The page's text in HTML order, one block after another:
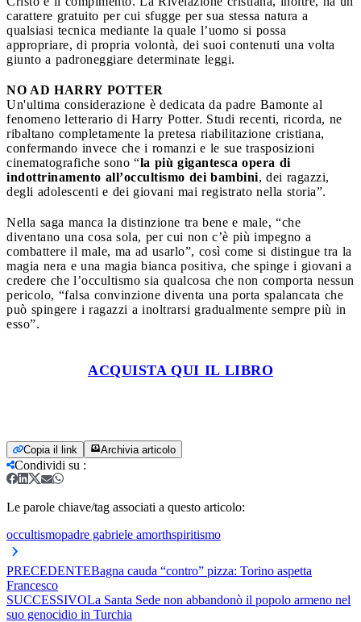
carattere gratuito per cui sfugge per sua stessa natura a
qualsiasi tecnica mediante la quale l’uomo si possa
appropriare, di propria volontà, dei suoi contenuti una volta
giunto a padroneggiare determinate leggi.
NO AD HARRY POTTER
Un'ultima considerazione è dedicata da padre Bamonte al
fenomeno letterario di Harry Potter. Studi recenti, ricorda, ne
ribaltano completamente la pretesa riabilitazione cristiana,
confermando invece che i romanzi e le sue trasposizioni
cinematografiche sono “la più gigantesca opera di
indottrinamento all’occultismo dei bambini, dei ragazzi,
degli adolescenti e dei giovani mai registrato nella storia”.
Nella saga manca la distinzione tra bene e male, “che
diventano una cosa sola, per cui non c’è più impegno a
combattere il male, ma ad usarlo”, così come si distingue tra la
magia nera e una magia bianca positiva, che spinge i giovani a
credere che l’occultismo sia qualcosa che non comporta nessun
pericolo, “falsa convinzione diventa una porta spalancata che
può spingere i ragazzi a inoltrarsi gradualmente sempre più in
esso”.
ACQUISTA QUI IL LIBRO
Copia il link Archivia articolo
Condividi su :
Le parole chiave/tag associati a questo articolo:
occultismopadre gabriele amorthspiritismo
PRECEDENTE​Bagna cauda “contro” pizza: Torino aspetta
Francesco
SUCCESSIVOLa Santa Sede non abbandonò il popolo armeno nel
suo genocidio in Turchia